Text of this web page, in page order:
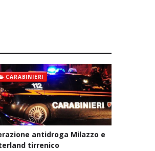
CARABINIERI
antidroga Milazzo e
tirrenico